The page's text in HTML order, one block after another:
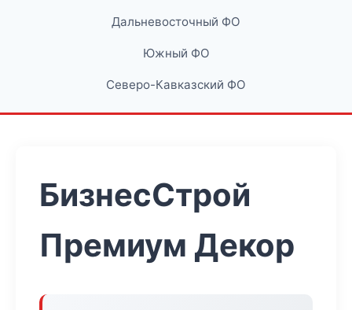
Дальневосточный ФО
Южный ФО
Северо-Кавказский ФО
БизнесСтрой
Премиум Декор